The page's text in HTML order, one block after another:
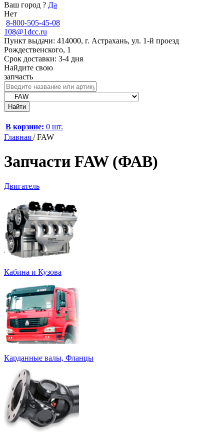
Ваш город ? Да
Нет
8-800-505-45-08
108@1dcc.ru
Пункт выдачи: 414000, г. Астрахань, ул. 1-й проезд
Рождественского, 1
Срок доставки: 3-4 дня
Найдите свою
запчасть
В корзине: 0 шт.
Главная /FAW
Запчасти FAW (ФАВ)
Двигатель
Кабина и Кузова
Карданные валы, Фланцы